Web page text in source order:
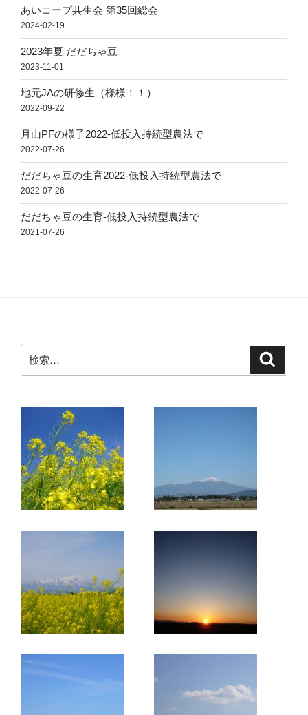
あいコープ共生会 第35回総会
2024-02-19
2023年夏 だだちゃ豆
2023-11-01
地元JAの研修生（様様！！）
2022-09-22
月山PFの様子2022-低投入持続型農法で
2022-07-26
だだちゃ豆の生育2022-低投入持続型農法で
2022-07-26
だだちゃ豆の生育-低投入持続型農法で
2021-07-26
索: